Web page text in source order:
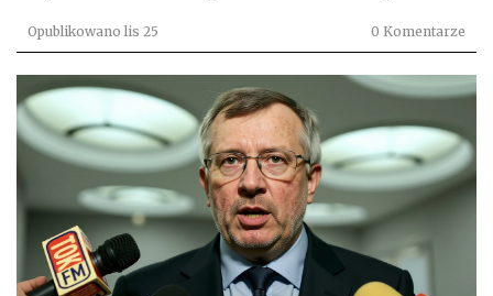
Opublikowano lis 25 0 Komentarze